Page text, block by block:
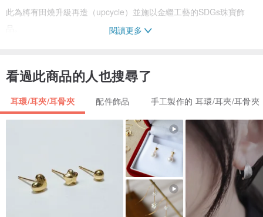
此為將有田燒升級再造（upcycle）並施以金繼工藝的SDGs珠寶飾
新打造成飾品。
作品的理念在於，希望人們能貼近自然與綿延至今的日本傳統，並將
其轉化為與未來相連的現代飾品，創造新的可能性。
這些是帶有花卉圖案或日式紋樣、充滿存在感且高雅的陶片。
陶片的側面也施以金繼，從側面也能欣賞到金色的光澤，增添高雅氣
閱讀更多
看過此商品的人也搜尋了
耳環/耳夾/耳骨夾 配件飾品 手工製作的 耳環/耳夾/耳骨夾